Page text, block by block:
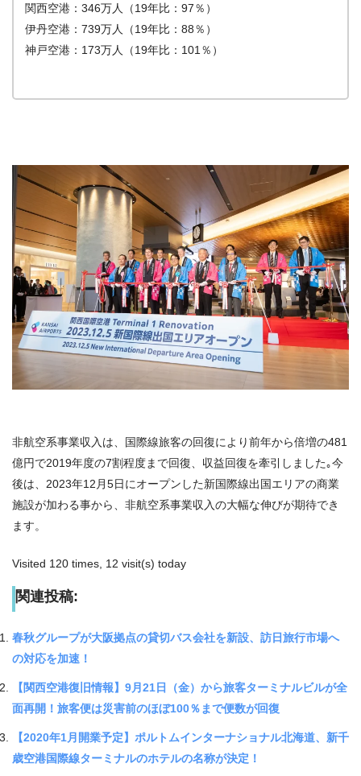
関西空港：346万人（19年比：97％）
伊丹空港：739万人（19年比：88％）
神戸空港：173万人（19年比：101％）
非航空系事業収入は、国際線旅客の回復により前年から倍増の481
億円で2019年度の7割程度まで回復、収益回復を牽引しました｡今
後は、2023年12月5日にオープンした新国際線出国エリアの商業
施設が加わる事から、非航空系事業収入の大幅な伸びが期待でき
ます。
Visited 120 times, 12 visit(s) today
関連投稿:
春秋グループが大阪拠点の貸切バス会社を新設、訪日旅行市場へ
の対応を加速！
【関西空港復旧情報】9月21日（金）から旅客ターミナルビルが全
面再開！旅客便は災害前のほぼ100％まで便数が回復
【2020年1月開業予定】ポルトムインターナショナル北海道、新千
歳空港国際線ターミナルのホテルの名称が決定！